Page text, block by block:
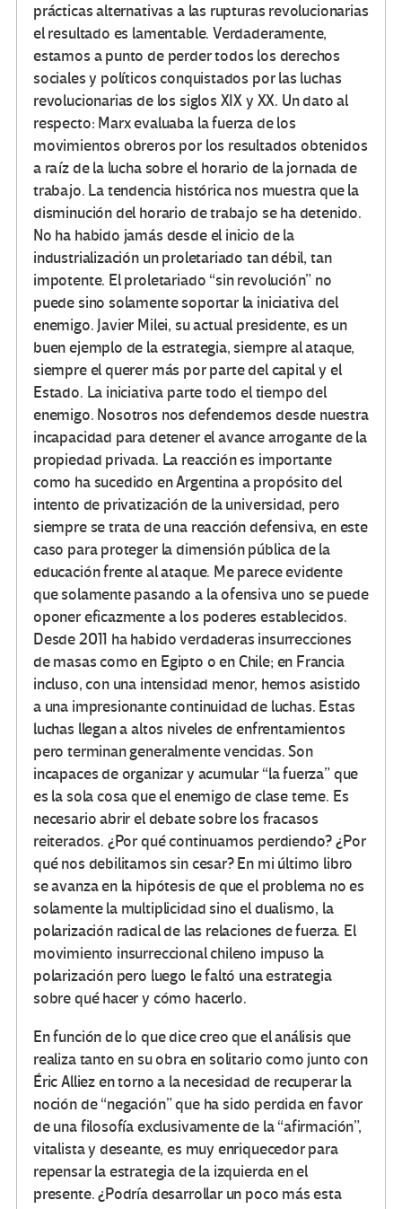
prácticas alternativas a las rupturas revolucionarias
el resultado es lamentable. Verdaderamente,
estamos a punto de perder todos los derechos
sociales y políticos conquistados por las luchas
revolucionarias de los siglos XIX y XX. Un dato al
respecto: Marx evaluaba la fuerza de los
movimientos obreros por los resultados obtenidos
a raíz de la lucha sobre el horario de la jornada de
trabajo. La tendencia histórica nos muestra que la
disminución del horario de trabajo se ha detenido.
No ha habido jamás desde el inicio de la
industrialización un proletariado tan débil, tan
impotente. El proletariado “sin revolución” no
puede sino solamente soportar la iniciativa del
enemigo. Javier Milei, su actual presidente, es un
buen ejemplo de la estrategia, siempre al ataque,
siempre el querer más por parte del capital y el
Estado. La iniciativa parte todo el tiempo del
enemigo. Nosotros nos defendemos desde nuestra
incapacidad para detener el avance arrogante de la
propiedad privada. La reacción es importante
como ha sucedido en Argentina a propósito del
intento de privatización de la universidad, pero
siempre se trata de una reacción defensiva, en este
caso para proteger la dimensión pública de la
educación frente al ataque. Me parece evidente
que solamente pasando a la ofensiva uno se puede
oponer eficazmente a los poderes establecidos.
Desde 2011 ha habido verdaderas insurrecciones
de masas como en Egipto o en Chile; en Francia
incluso, con una intensidad menor, hemos asistido
a una impresionante continuidad de luchas. Estas
luchas llegan a altos niveles de enfrentamientos
pero terminan generalmente vencidas. Son
incapaces de organizar y acumular “la fuerza” que
es la sola cosa que el enemigo de clase teme. Es
necesario abrir el debate sobre los fracasos
reiterados. ¿Por qué continuamos perdiendo? ¿Por
qué nos debilitamos sin cesar? En mi último libro
se avanza en la hipótesis de que el problema no es
solamente la multiplicidad sino el dualismo, la
polarización radical de las relaciones de fuerza. El
movimiento insurreccional chileno impuso la
polarización pero luego le faltó una estrategia
sobre qué hacer y cómo hacerlo.
En función de lo que dice creo que el análisis que
realiza tanto en su obra en solitario como junto con
Éric Alliez en torno a la necesidad de recuperar la
noción de “negación” que ha sido perdida en favor
de una filosofía exclusivamente de la “afirmación”,
vitalista y deseante, es muy enriquecedor para
repensar la estrategia de la izquierda en el
presente. ¿Podría desarrollar un poco más esta